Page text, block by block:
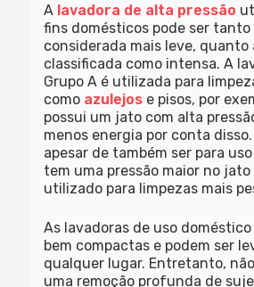
A lavadora de alta pressão
fins domésticos pode ser tanto
considerada mais leve, quanto
classificada como intensa. A
Grupo A é utilizada para
como azulejos e pisos, por
possui um jato com alta
menos energia por conta
apesar de também ser para
tem uma pressão maior no jato
utilizado para limpezas mais
As lavadoras de uso
bem compactas e podem ser
qualquer lugar. Entretanto,
uma remoção profunda de